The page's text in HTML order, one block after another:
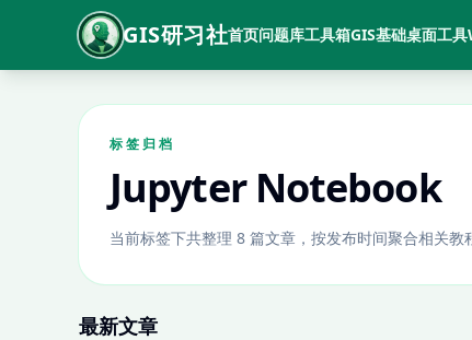
GIS研习社首页问题库工具箱GIS基础桌面工具
标签归档
Jupyter Notebook
当前标签下共整理 8 篇文章，按发布时间聚合相关教
最新文章